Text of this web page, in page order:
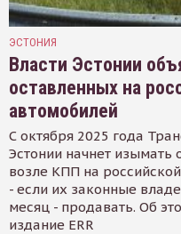
ЭСТОНИЯ
Власти Эстонии
оставленных на
автомобилей
С октября 2025 года
Эстонии начнет изымать
возле КПП на
- если их законные
месяц - продавать. Об
издание ERR